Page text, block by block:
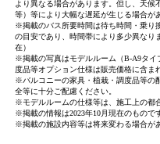
より異なる場合があります。但し、天
等）等により大幅な遅延が生じる場合が
※掲載のバス所要時間は待ち時間・乗り
の目安であり、時間帯により多少異なり
在）
※掲載の写真はモデルルーム（B-A9タイ
度品等オプション仕様は販売価格に含ま
※バルコニーの家具・植栽・調度品等の
全等に十分ご配慮ください。
※モデルルームの仕様等は、施工上の都
※掲載の情報は2023年10月現在のもので
※掲載の施設内容等は将来変わる場合が